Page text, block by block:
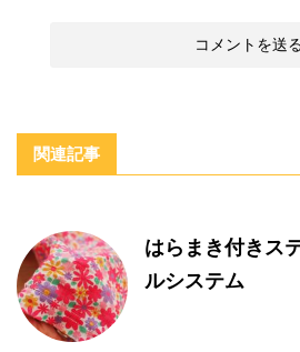
関連記事
はらまき付きス
ルシステム